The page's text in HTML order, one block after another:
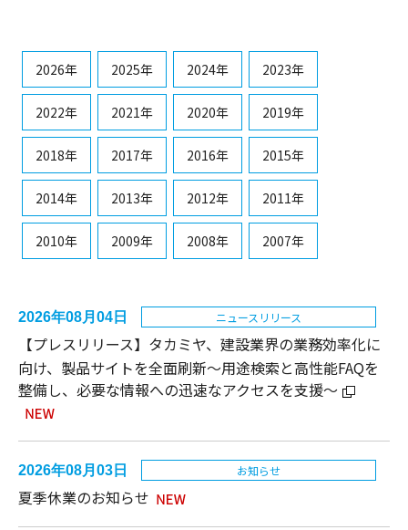
2026年 2025年 2024年 2023年
2022年 2021年 2020年 2019年
2018年 2017年 2016年 2015年
2014年 2013年 2012年 2011年
2010年 2009年 2008年 2007年
2026年08月04日 ニュースリリース
【プレスリリース】タカミヤ、建設業界の業務効率化に
向け、製品サイトを全面刷新～用途検索と高性能FAQを
整備し、必要な情報への迅速なアクセスを支援～
2026年08月03日 お知らせ
夏季休業のお知らせ